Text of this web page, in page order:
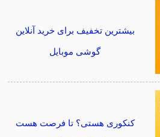
بیشترین تخفیف برای خرید آنلاین
گوشی موبایل
کنکوری هستی؟ تا فرصت هست